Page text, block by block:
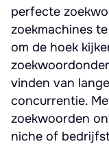
perfecte
zoekmachines
om de hoek
vinden van
concurrentie.
zoekwoorden
niche of